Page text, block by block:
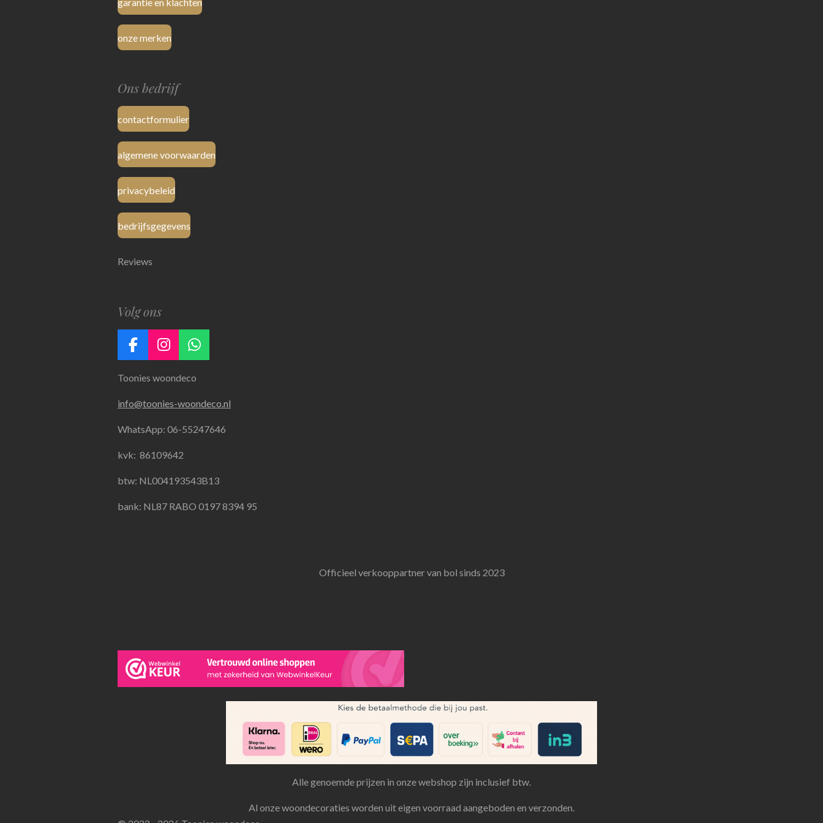
onze merken
Ons bedrijf
contactformulier
algemene voorwaarden
privacybeleid
bedrijfsgegevens
Reviews
Volg ons
F
c
b
o
k
I
s
a
g
a
W
a
s
A
Toonies woondeco
info@toonies-woondeco.nl
WhatsApp: 06-55247646
kvk: 86109642
btw: NL004193543B13
bank: NL87 RABO 0197 8394 95
Officieel verkooppartner van bol sinds 2023
Alle genoemde prijzen in onze webshop zijn inclusief btw.
Al onze woondecoraties worden uit eigen voorraad aangeboden en verzonden.